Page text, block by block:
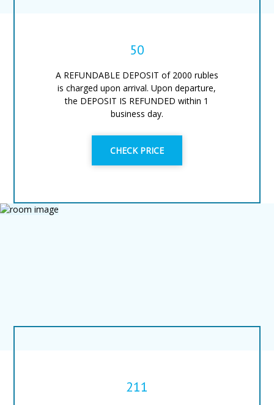
50
A REFUNDABLE DEPOSIT of 2000 rubles
is charged upon arrival. Upon departure,
the DEPOSIT IS REFUNDED within 1
business day.
CHECK PRICE
211